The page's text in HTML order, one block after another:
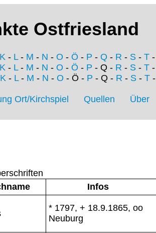
Ostfriesland
K - L- M - N - O - Ö - P - Q - R - S - T -
K - L- M - N - O - Ö - P - Q - R - S - T -
K- L- M - N - O - Ö - P - Q - R - S- T-
Ort/Kirchspiel Quellen Über
Infos
* 1797, + 18.9.1865, oo
Neuburg